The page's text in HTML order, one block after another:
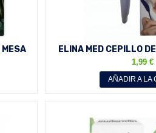
MESA
ELINA MED CEPILLO
1,99 €
AÑADIR A LA